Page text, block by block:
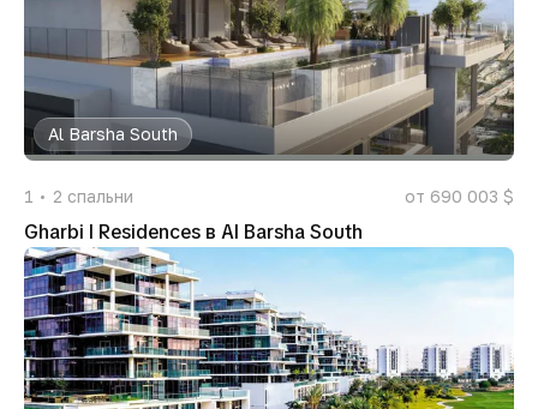
Al Barsha South
1 2 спальни от 690 003 $
Gharbi I Residences в Al Barsha South